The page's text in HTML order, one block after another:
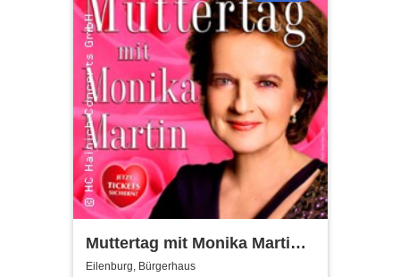
Muttertag mit Monika Martin
2027
Eilenburg, Bürgerhaus